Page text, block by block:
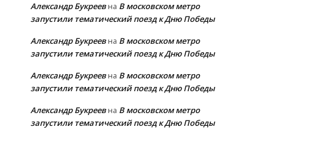
Александр Букреевна В московском метро
запустили тематический поезд к Дню Победы
Александр Букреевна В московском метро
запустили тематический поезд к Дню Победы
Александр Букреевна В московском метро
запустили тематический поезд к Дню Победы
Александр Букреевна В московском метро
запустили тематический поезд к Дню Победы